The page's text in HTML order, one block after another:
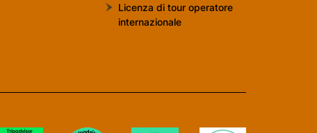
Licenza di tour operatore
internazionale